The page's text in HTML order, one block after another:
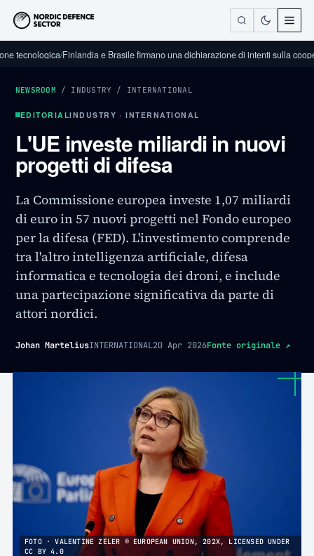
/Finlandia e Brasile firmano una dichiarazione di intenti sulla
NEWSROOM / INDUSTRY / INTERNATIONAL
EDITORIALINDUSTRY · INTERNATIONAL
L'UE investe miliardi in nuovi
progetti di difesa
La Commissione europea investe 1,07 miliardi
di euro in 57 nuovi progetti nel Fondo europeo
per la difesa (FED). L'investimento comprende
tra l'altro intelligenza artificiale, difesa
informatica e tecnologia dei droni, e include
una partecipazione significativa da parte di
attori nordici.
Johan MarteliusINTERNATIONAL20 Apr 2026Fonte originale ↗
FOTO · VALENTINE ZELER © EUROPEAN UNION, 202X, LICENSED UNDER
CC BY 4.0